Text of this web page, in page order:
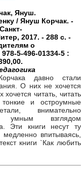
Януш.
/ Януш Корчак. -
Санкт-
2017. - 288 с. -
о
5-496-01334-5 :
давно стали
О них не хочется
хочется читать, читать
и остроумные
внимательно
умным взглядом
Эти книги несут ту
впитываясь,
книги `Как любить